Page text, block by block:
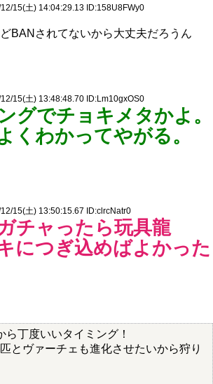
12/15(土) 14:04:29.13 ID:158U8FWy0
BANされてないから大丈夫だろうん
12/15(土) 13:48:48.70 ID:Lm10gxOS0
グでチョキメタかよ。
くわかってやがる。
12/15(土) 13:50:15.67 ID:clrcNatr0
チャったら玩具龍
につぎ込めばよかった
ら丁度いいタイミング！
とヴァーチェも進化させたいから狩り